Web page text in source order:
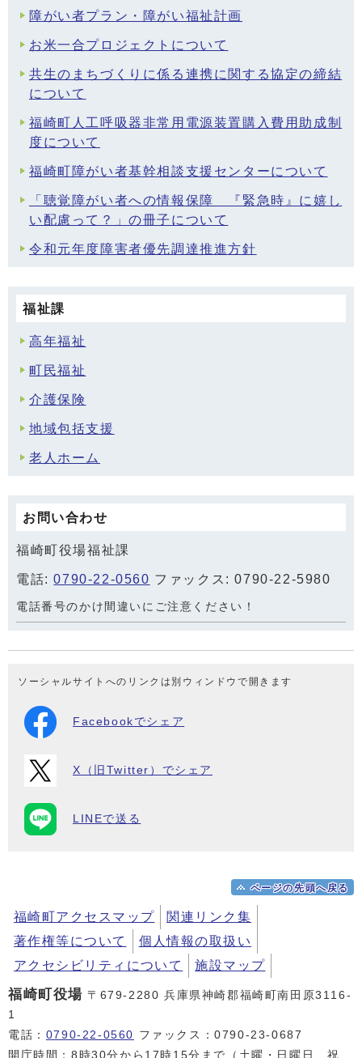
障がい者プラン・障がい福祉計画
お米一合プロジェクトについて
共生のまちづくりに係る連携に関する協定の締結
について
福崎町人工呼吸器非常用電源装置購入費用助成制
度について
福崎町障がい者基幹相談支援センターについて
「聴覚障がい者への情報保障 『緊急時』に嬉し
い配慮って？」の冊子について
令和元年度障害者優先調達推進方針
福祉課
高年福祉
町民福祉
介護保険
地域包括支援
老人ホーム
お問い合わせ
福崎町役場福祉課
電話:0790-22-0560 ファックス: 0790-22-5980
電話番号のかけ間違いにご注意ください！
ソーシャルサイトへのリンクは別ウィンドウで開きます
Facebookでシェア
X（旧Twitter）でシェア
LINEで送る
ページの先頭へ戻る
福崎町アクセスマップ
関連リンク集
著作権等について
個人情報の取扱い
アクセシビリティについて
施設マップ
福崎町役場 〒679-2280 兵庫県神崎郡福崎町南田原3116-
1
電話： 0790-22-0560 ファックス：0790-23-0687
開庁時間：8時30分から17時15分まで（土曜・日曜日、祝